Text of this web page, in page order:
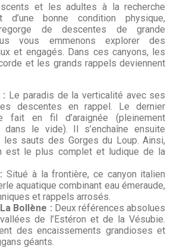
et les adultes à la recherche
d’une bonne condition physique,
regorge de descentes de grande
vous emmenons explorer des
et engagés. Dans ces canyons, les
et les grands rappels deviennent
: Le paradis de la verticalité avec ses
descentes en rappel. Le dernier
fait en fil d’araignée (pleinement
dans le vide). Il s’enchaîne ensuite
les sauts des Gorges du Loup. Ainsi,
est le plus complet et ludique de la
Situé à la frontière, ce canyon italien
aquatique combinant eau émeraude,
et rappels arrosés.
Bollène : Deux références absolues
de l’Estéron et de la Vésubie.
des encaissements grandioses et
géants.